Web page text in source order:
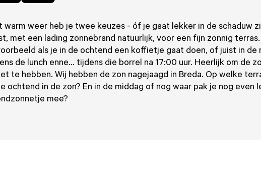
warm weer heb je twee keuzes - óf je gaat lekker in de schaduw
met een lading zonnebrand natuurlijk, voor een fijn zonnig terras.
als je in de ochtend een koffietje gaat doen, of juist in de
de lunch enne... tijdens die borrel na 17:00 uur. Heerlijk om de
te hebben. Wij hebben de zon nagejaagd in Breda. Op welke
ochtend in de zon? En in de middag of nog waar pak je nog even
mee?